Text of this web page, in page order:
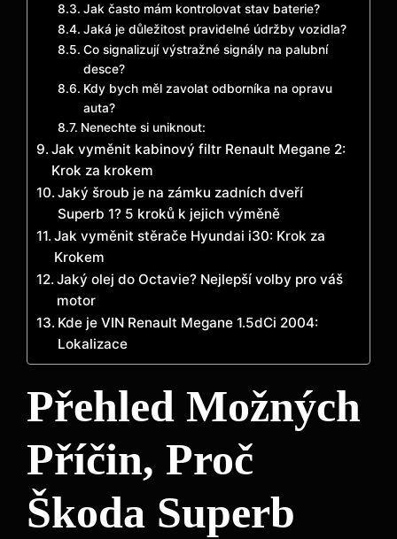
Jak často mám kontrolovat stav baterie?
Jaká je důležitost pravidelné údržby vozidla?
Co signalizují výstražné signály na palubní
desce?
Kdy bych měl zavolat odborníka na opravu
auta?
Nenechte si uniknout:
Jak vyměnit kabinový filtr Renault Megane 2:
Krok za krokem
Jaký šroub je na zámku zadních dveří
Superb 1? 5 kroků k jejich výměně
Jak vyměnit stěrače Hyundai i30: Krok za
Krokem
Jaký olej do Octavie? Nejlepší volby pro váš
motor
Kde je VIN Renault Megane 1.5dCi 2004:
Lokalizace
Přehled Možných
Příčin, Proč
Škoda Superb